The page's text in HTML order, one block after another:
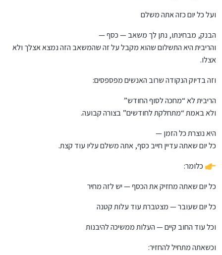
ועל כל יום כזה אתה משלם
הבנק, מבחינתו, נתן לך משאב — כסף —
והריבית היא התשלום שהוא מקבל על זה שהמשאב הזה נמצא אצלך ולא
אצלו.
וזה בדיוק הנקודה שרוב האנשים מפספסים:
הריבית לא “מחכה לסוף החודש”
ולא באמת “מתחלקת לחודשים” בצורה קבועה.
היא נוצרת כל הזמן —
כל יום שאתה עדיין חייב כסף, אתה משלם עליו עוד קצת.
כלומר:
כל יום שאתה מחזיק את הכסף — יש לזה מחיר
כל יום שעובר — מצטברת עוד עלות קטנה
וכל עוד החוב קיים — העלות ממשיכה להיבנות
וכשאתה מתחיל להחזיר: